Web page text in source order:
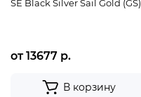
SE Black Silver Sail Gold (GS)
от 13677 р.
В корзину